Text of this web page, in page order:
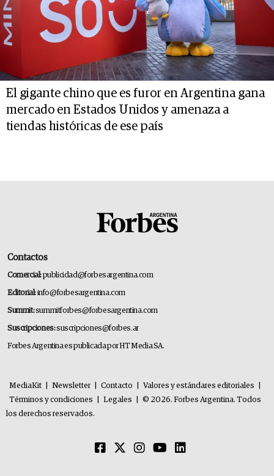
El gigante chino que es furor en Argentina gana
mercado en Estados Unidos y amenaza a
tiendas históricas de ese país
Contactos
Comercial:publicidad@forbesargentina.com
Editorial:info@forbesargentina.com
Summit:summitforbes@forbesargentina.com
Suscripciones:suscripciones@forbes.ar
Forbes Argentina es publicada por HT Media SA.
MediaKit Newsletter Contacto Valores y estándares editoriales
Términos y condiciones
Legales
© 2026. Forbes Argentina. Todos
los derechos reservados.